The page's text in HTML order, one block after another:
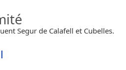
Segur de Calafell et Cubelles.